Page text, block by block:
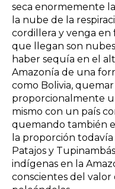
seca enormemente
la nube de la
cordillera y venga en
que llegan son
haber sequía en el
Amazonía de una
como Bolivia,
proporcionalmente
mismo con un país
quemando también
la proporción
Patajos y
indígenas en la
conscientes del valor